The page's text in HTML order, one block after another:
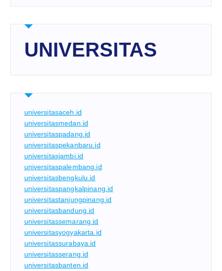
UNIVERSITAS
universitasaceh.id
universitasmedan.id
universitaspadang.id
universitaspekanbaru.id
universitasjambi.id
universitaspalembang.id
universitasbengkulu.id
universitaspangkalpinang.id
universitastanjungpinang.id
universitasbandung.id
universitassemarang.id
universitasyogyakarta.id
universitassurabaya.id
universitasserang.id
universitasbanten.id